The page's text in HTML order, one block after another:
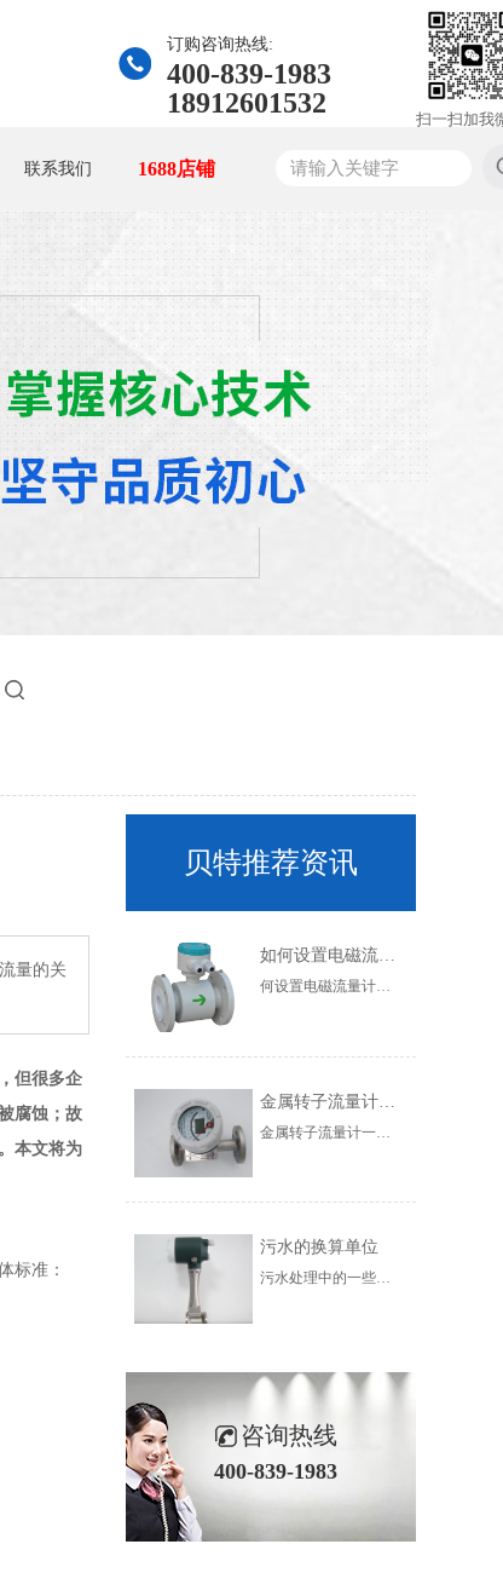
扫一扫加我
订购咨询热线:
400-839-1983
18912601532
联系我们 1688店铺
量的关
但很多企
腐蚀；故
本文将为
标准：
贝特推荐资讯
如何设置电磁流量计的参数？
何设置电磁流量计的参数？通常需要设置电磁流量计的参数，但很多人不知道如何设置电磁流量计的参数。现在让我们简要介绍一下如何设置电磁流量计的参数。一般参数设置在一定范围内，不同厂家有一定差异，以产品说明书为准，电磁流量计传感器实时测量流体电阻值。管道是否处于全管状态，因此空管测量值为连续值。虽然不同的流体有不同的电阻值来确定流量计管道是否处于全管状态，但它是空管测量值的连续值。虽然不同的流体有不同的电阻值，但只要流体处于满管状态，其电阻值就是稳定的
污水的换算单位
污水处理中的一些计算并不是非常复杂和相对简单，但是烦人的是单位的转换和十六进制的变化。在介绍水处理计算之前，我们首先对污水处理中的单元进行介绍。在未来的计算中，需要对使用单位进行大量的转换，因此非常有必要彻底了解水处理中的单位
咨询热线
400-839-1983